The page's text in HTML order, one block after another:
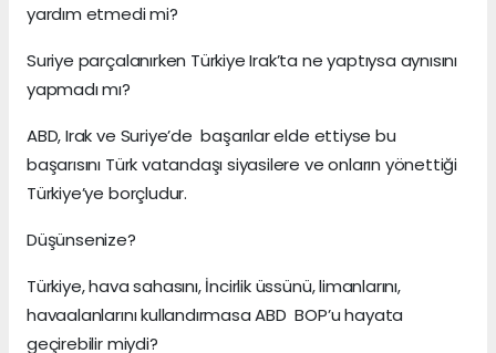
yardım etmedi mi?
Suriye parçalanırken Türkiye Irak’ta ne yaptıysa aynısını
yapmadı mı?
ABD, Irak ve Suriye’de başarılar elde ettiyse bu
başarısını Türk vatandaşı siyasilere ve onların yönettiği
Türkiye’ye borçludur.
Düşünsenize?
Türkiye, hava sahasını, İncirlik üssünü, limanlarını,
havaalanlarını kullandırmasa ABD BOP’u hayata
geçirebilir miydi?